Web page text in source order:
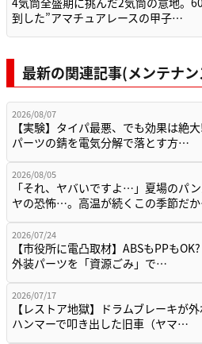
到した”アマチュアレースの甲子…
最新の関連記事(メンテナ
2026/08/07
【実験】タイパ最悪、でも効果は絶
パーツの錆を電気分解で落とす方…
2026/08/05
「それ、ヤバいですよ…」夏場のパ
ヤの恐怖…。高温が続くこの季節だ
2026/07/24
【市役所に電凸取材】ABSもPPも
外装パーツを「資源ごみ」で…
2026/07/17
【レストア地獄】ドラムブレーキが
ハンマーで叩き出した旧車（ヤマ…